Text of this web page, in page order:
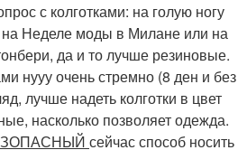
с колготками: на голую ногу
на Неделе моды в Милане или на
да и то лучше резиновые.
нууу очень стремно (8 ден и без
лучше надеть колготки в цвет
насколько позволяет одежда.
сейчас способ носить